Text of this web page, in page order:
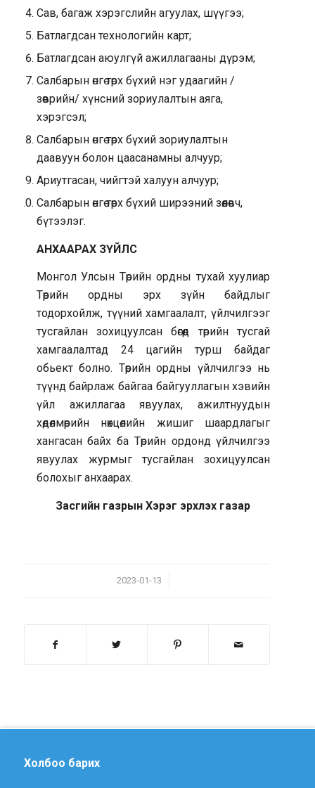
Сав, багаж хэрэгслийн агуулах, шүүгээ;
Батлагдсан технологийн карт;
Батлагдсан аюулгүй ажиллагааны дүрэм;
Салбарын өнгө төрх бүхий нэг удаагийн /
зөөврийн/ хүнсний зориулалтын аяга,
хэрэгсэл;
Салбарын өнгө төрх бүхий зориулалтын
даавуун болон цаасанамны алчуур;
Ариутгасан, чийгтэй халуун алчуур;
Салбарын өнгө төрх бүхий ширээний зөөлөвч,
бүтээлэг.
АНХААРАХ ЗҮЙЛС
Монгол Улсын Төрийн ордны тухай хуулиар
Төрийн ордны эрх зүйн байдлыг
тодорхойлж, түүний хамгаалалт, үйлчилгээг
тусгайлан зохицуулсан бөгөөд төрийн тусгай
хамгаалалтад 24 цагийн турш байдаг
обьект болно. Төрийн ордны үйлчилгээ нь
түүнд байрлаж байгаа байгууллагын хэвийн
үйл ажиллагаа явуулах, ажилтнуудын
хөдөлмөрийн нөхцөлийн жишиг шаардлагыг
хангасан байх ба Төрийн ордонд үйлчилгээ
явуулах журмыг тусгайлан зохицуулсан
болохыг анхаарах.
Засгийн газрын Хэрэг эрхлэх газар
2023-01-13
/
Холбоо барих